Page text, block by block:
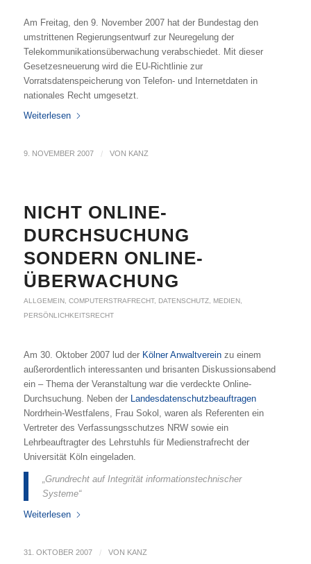
Am Freitag, den 9. November 2007 hat der Bundestag den
umstrittenen Regierungsentwurf zur Neuregelung der
Telekommunikationsüberwachung verabschiedet. Mit dieser
Gesetzesneuerung wird die EU-Richtlinie zur
Vorratsdatenspeicherung von Telefon- und Internetdaten in
nationales Recht umgesetzt.
Weiterlesen
9. NOVEMBER 2007 / VON KANZ
NICHT ONLINE-
DURCHSUCHUNG
SONDERN ONLINE-
ÜBERWACHUNG
ALLGEMEIN, COMPUTERSTRAFRECHT, DATENSCHUTZ, MEDIEN,
PERSÖNLICHKEITSRECHT
Am 30. Oktober 2007 lud der Kölner Anwaltvereinzu einem
außerordentlich interessanten und brisanten Diskussionsabend
ein – Thema der Veranstaltung war die verdeckte Online-
Durchsuchung. Neben der Landesdatenschutzbeauftragen
Nordrhein-Westfalens, Frau Sokol, waren als Referenten ein
Vertreter des Verfassungsschutzes NRW sowie ein
Lehrbeauftragter des Lehrstuhls für Medienstrafrecht der
Universität Köln eingeladen.
„Grundrecht auf Integrität informationstechnischer
Systeme“
Weiterlesen
31. OKTOBER 2007 / VON KANZ